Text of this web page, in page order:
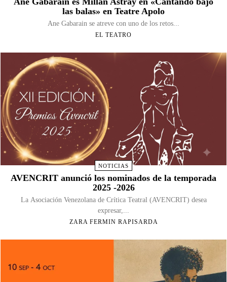
las balas» en Teatre Apolo
Ane Gabarain se atreve con uno de los retos...
EL TEATRO
NOTICIAS
AVENCRIT anunció los nominados de la temporada
2025 -2026
La Asociación Venezolana de Crítica Teatral (AVENCRIT) desea
expresar,...
ZARA FERMIN RAPISARDA